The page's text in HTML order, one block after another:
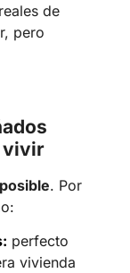
de
pero
vivir
. Por
perfecto
vivienda